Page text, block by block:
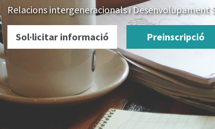
Relacions intergeneracionals i Desenvolupament
Sol·licitar informació Preinscripció